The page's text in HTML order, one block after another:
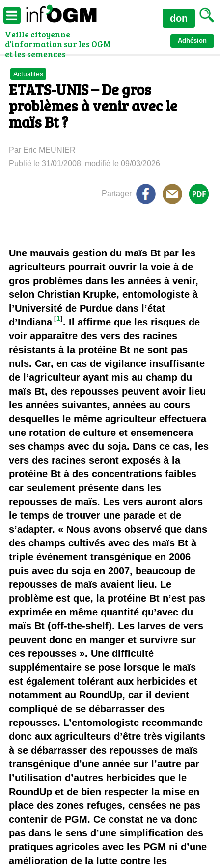
Veille citoyenne
d'information sur les OGM
et les semences
Adhésion
don
Actualités
ETATS-UNIS – De gros
problèmes à venir avec le
maïs Bt ?
Par Eric MEUNIER
Publié le 31/01/2008, modifié le 09/03/2026
Partager
Une mauvais gestion du maïs Bt par les
agriculteurs pourrait ouvrir la voie à de
gros problèmes dans les années à venir,
selon Christian Krupke, entomologiste à
l’Université de Purdue dans l’état
d’Indiana [1]. Il affirme que les risques de
voir apparaître des vers des racines
résistants à la protéine Bt ne sont pas
nuls. Car, en cas de vigilance insuffisante
de l’agriculteur ayant mis au champ du
maïs Bt, des repousses peuvent avoir lieu
les années suivantes, années au cours
desquelles le même agriculteur effectuera
une rotation de culture et ensemencera
ses champs avec du soja. Dans ce cas, les
vers des racines seront exposés à la
protéine Bt à des concentrations faibles
car seulement présente dans les
repousses de maïs. Les vers auront alors
le temps de trouver une parade et de
s’adapter. « Nous avons observé que dans
des champs cultivés avec des maïs Bt à
triple événement transgénique en 2006
puis avec du soja en 2007, beaucoup de
repousses de maïs avaient lieu. Le
problème est que, la protéine Bt n’est pas
exprimée en même quantité qu’avec du
maïs Bt (off-the-shelf). Les larves de vers
peuvent donc en manger et survivre sur
ces repousses ». Une difficulté
supplémentaire se pose lorsque le maïs
est également tolérant aux herbicides et
notamment au RoundUp, car il devient
compliqué de se débarrasser des
repousses. L’entomologiste recommande
donc aux agriculteurs d’être très vigilants
à se débarrasser des repousses de maïs
transgénique d’une année sur l’autre par
l’utilisation d’autres herbicides que le
RoundUp et de bien respecter la mise en
place des zones refuges, censées ne pas
contenir de PGM. Ce constat ne va donc
pas dans le sens d’une simplification des
pratiques agricoles avec les PGM ni d’une
amélioration de la lutte contre les